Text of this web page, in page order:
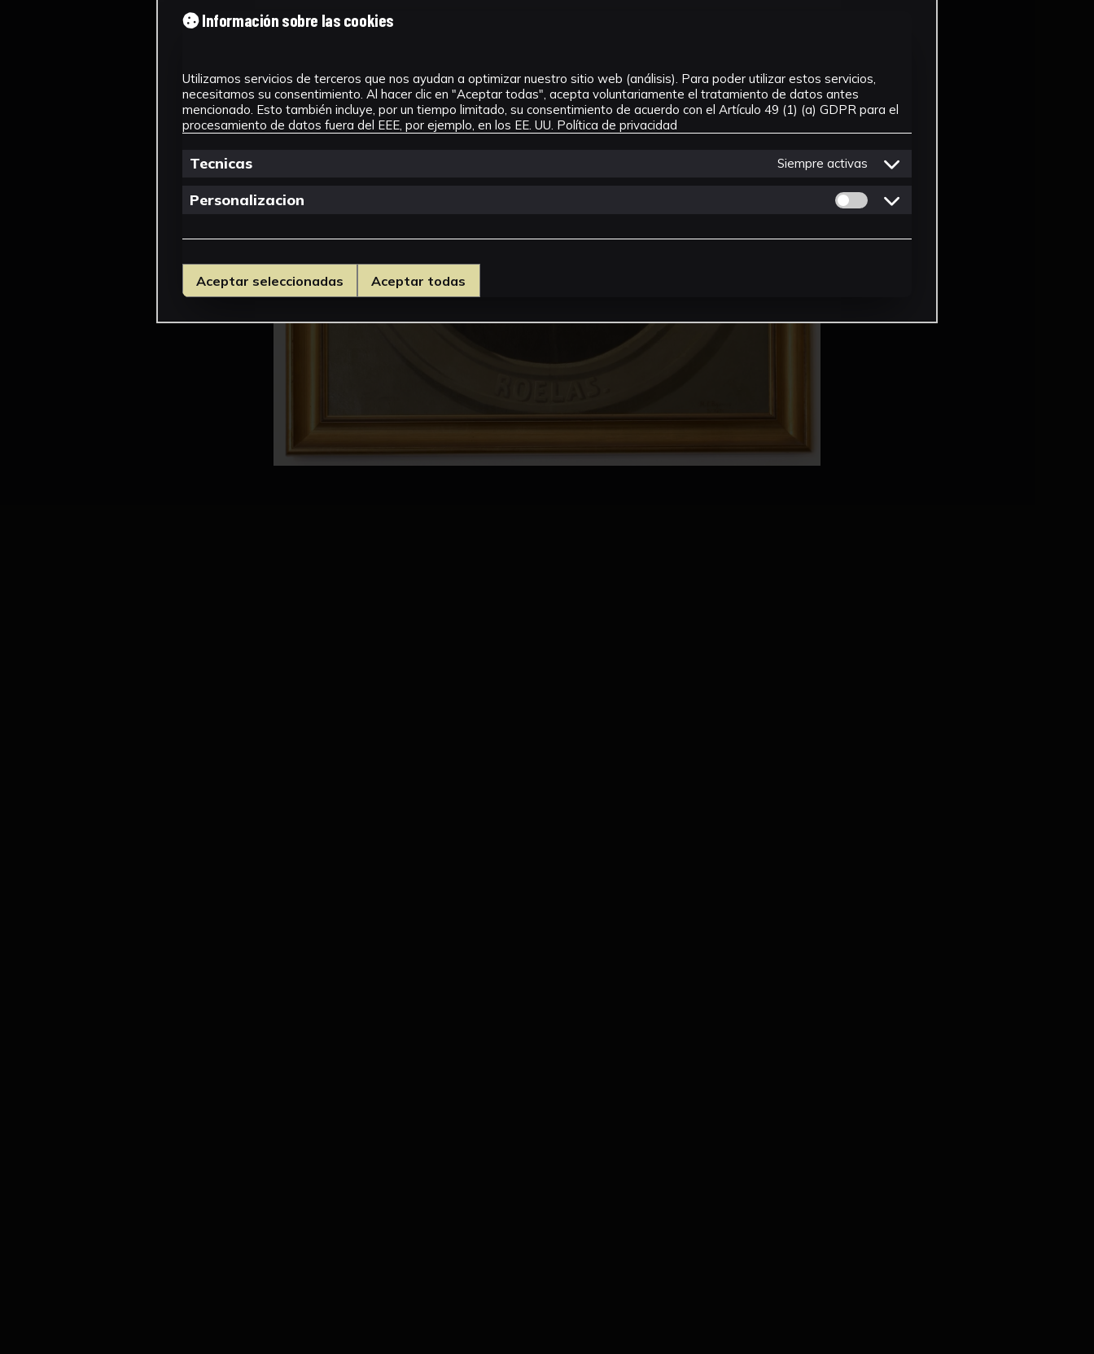
Información sobre las cookies
Utilizamos servicios de terceros que nos ayudan a optimizar nuestro sitio web (análisis). Para poder utilizar estos servicios,
necesitamos su consentimiento. Al hacer clic en "Aceptar todas", acepta voluntariamente el tratamiento de datos antes
mencionado. Esto también incluye, por un tiempo limitado, su consentimiento de acuerdo con el Artículo 49 (1) (a) GDPR para el
procesamiento de datos fuera del EEE, por ejemplo, en los EE. UU. Política de privacidad
Tecnicas Siempre activas
Personalizacion Permitir cookies de Personalizacion
Aceptar seleccionadas Aceptar todas